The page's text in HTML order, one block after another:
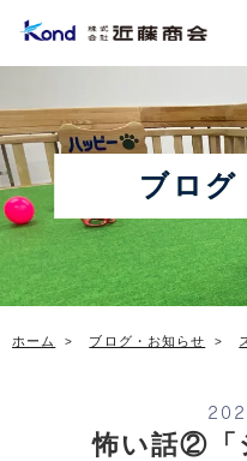
ブログ
ホーム ブログ・お知らせ
怖い話②「